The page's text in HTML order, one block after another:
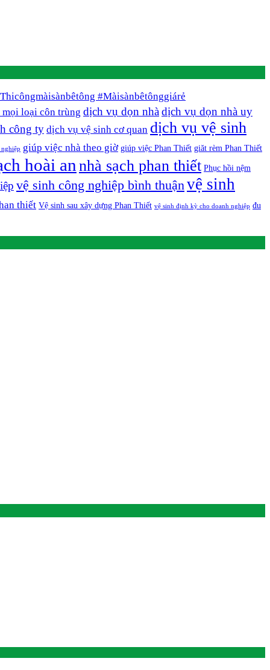
#Màisànbêtônggiárẻ
mọi loại côn trùng dịch vụ dọn nhàdịch vụ dọn nhà uy
công ty dịch vụ vệ sinh cơ quan dịch vụ vệ sinh
giúp việc nhà theo giờ giúp việc Phan Thiết giăt rèm Phan Thiết
hoài an nhà sạch phan thiết Phục hồi nệm
vệ sinh công nghiệp bình thuận vệ sinh
thiết Vệ sinh sau xây dựng Phan Thiết vệ sinh định kỳ cho doanh nghiệp đu